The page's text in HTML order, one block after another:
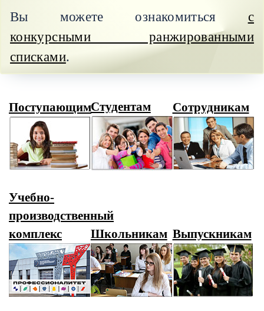
Вы можете ознакомиться с
конкурсными ранжированными
списками.
ПоступающимСтудентам Сотрудникам
Учебно-
производственный
комплекс
Школьникам Выпускникам